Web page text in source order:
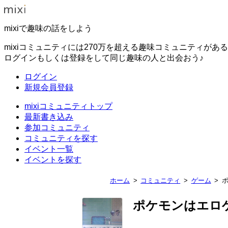
mixiで趣味の話をしよう
mixiコミュニティには270万を超える趣味コミュニティがある
ログインもしくは登録をして同じ趣味の人と出会おう♪
ログイン
新規会員登録
mixiコミュニティトップ
最新書き込み
参加コミュニティ
コミュニティを探す
イベント一覧
イベントを探す
ホーム コミュニティ ゲーム
ポケモンはエロ